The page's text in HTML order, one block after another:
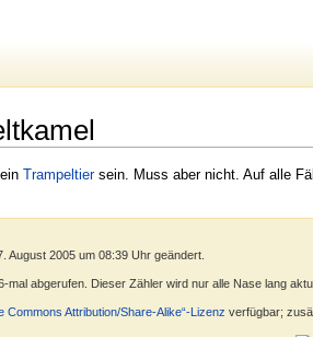
Trampeltiersein. Muss aber nicht. Auf alle
August 2005 um 08:39 Uhr geändert.
mal abgerufen. Dieser Zähler wird nur alle Nase lang
Commons Attribution/Share-Alike“-Lizenz verfügbar;